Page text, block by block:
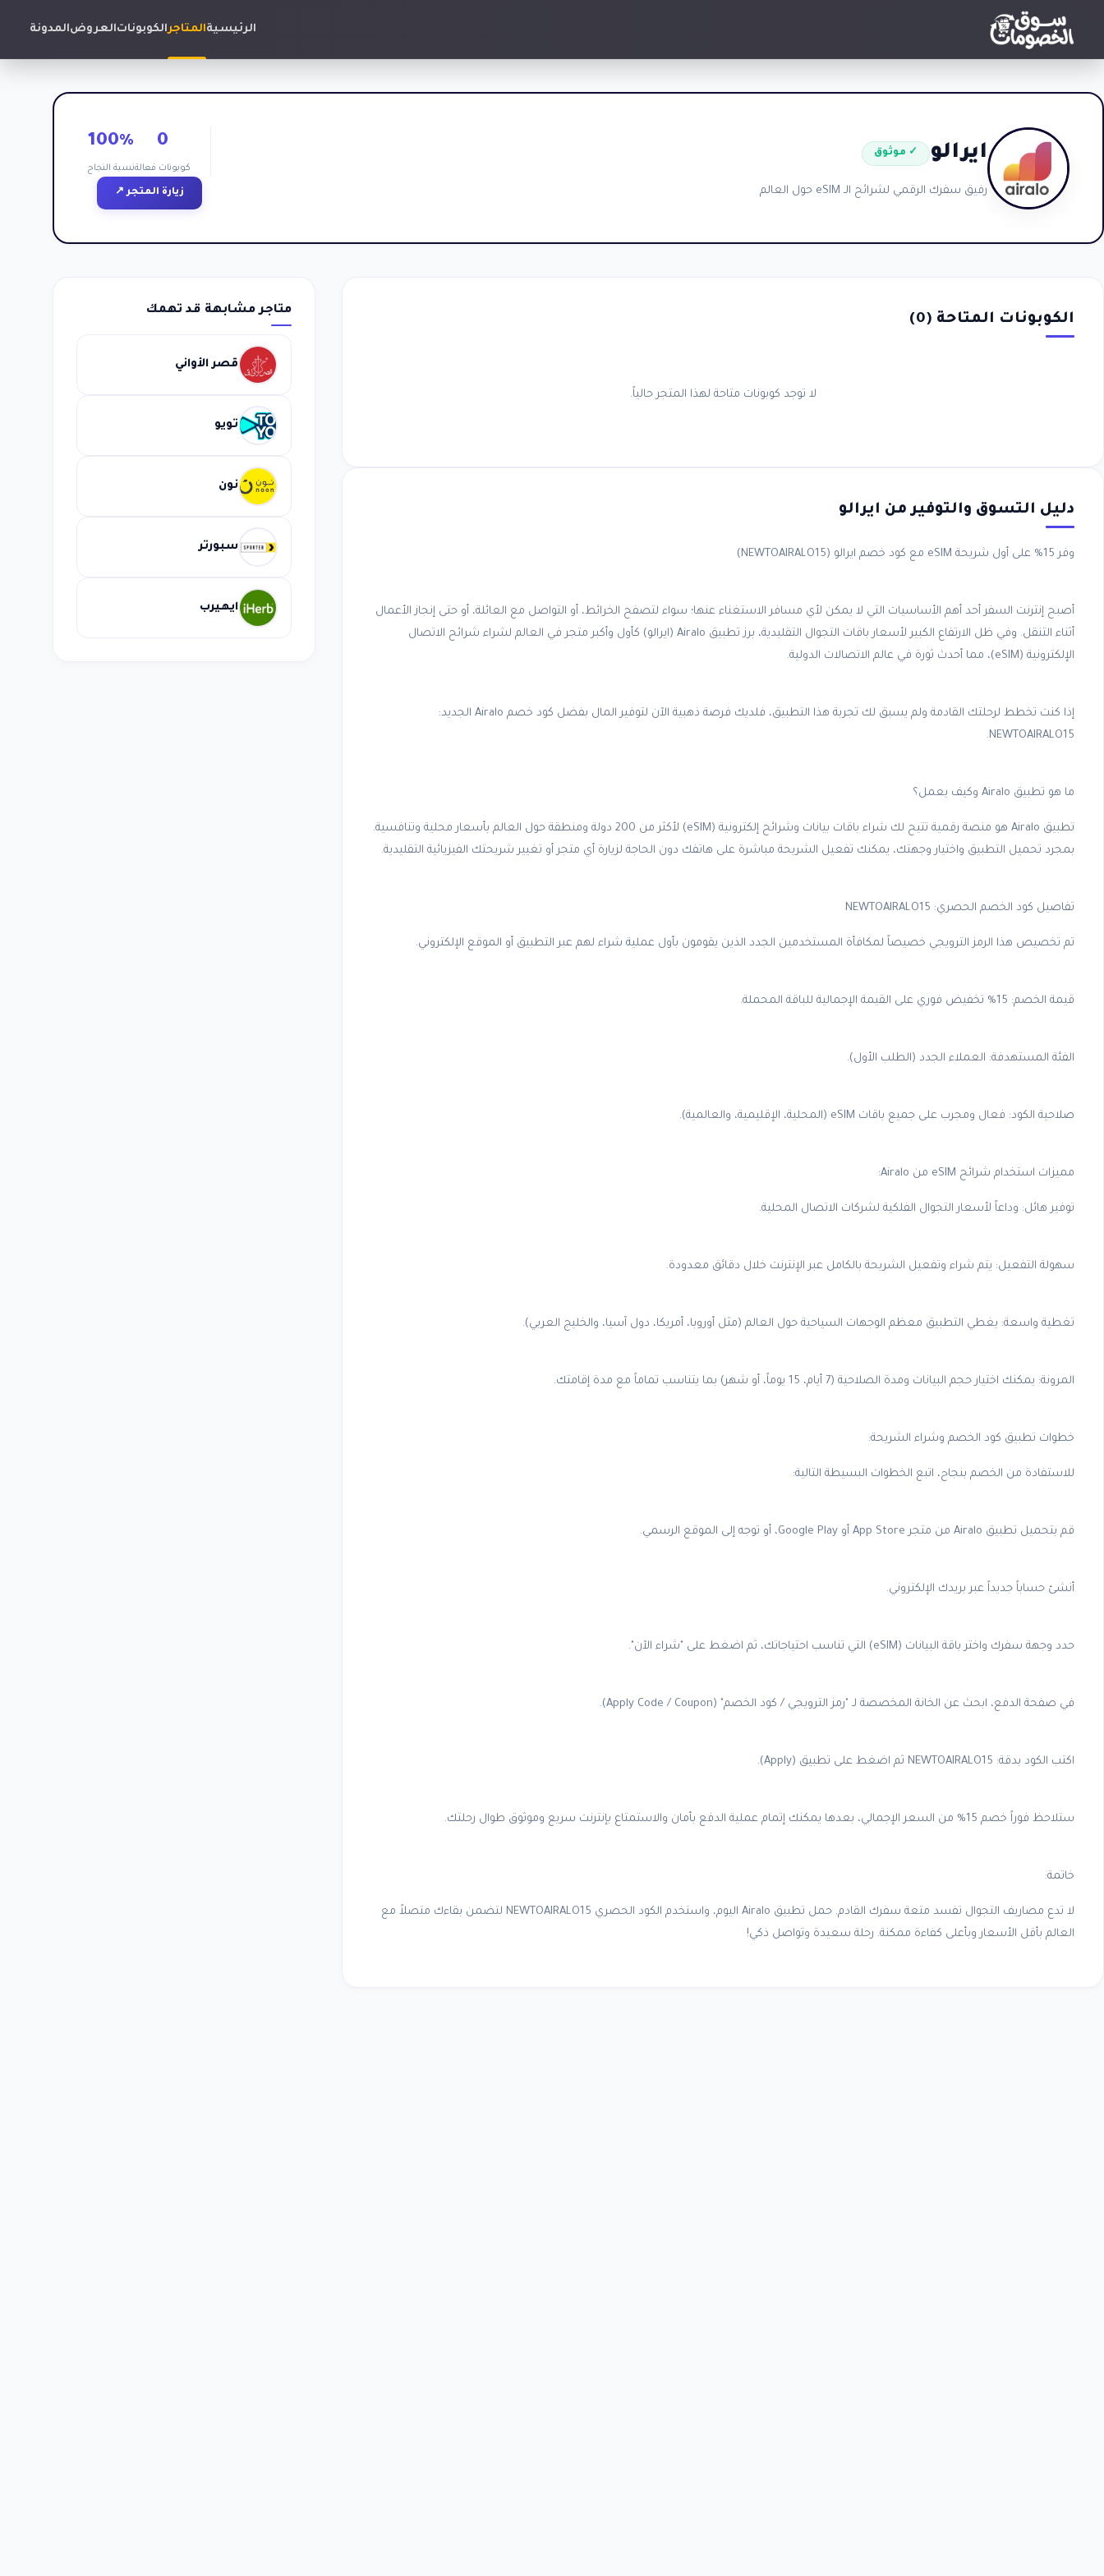
الرئيسيةالمتاجر الكوبوناتالعروضالمدونة
ايرالو ✓ موثوق
رفيق سفرك الرقمي لشرائح الـ eSIM حول العالم
0
كوبونات فعالة
100%
نسبة النجاح
زيارة المتجر ↗
الكوبونات المتاحة (0
)
لا توجد كوبونات متاحة لهذا المتجر حالياً.
دليل التسوق والتوفير من ايرالو
وفر 15% على أول شريحة eSIM مع كود خصم ايرالو (NEWTOAIRALO15)
أصبح إنترنت السفر أحد أهم الأساسيات التي لا يمكن لأي مسافر الاستغناء عنها؛ سواء لتصفح الخرائط، أو التواصل مع العائلة، أو حتى إنجاز الأعمال
أثناء التنقل. وفي ظل الارتفاع الكبير لأسعار باقات التجوال التقليدية، برز تطبيق Airalo (ايرالو) كأول وأكبر متجر في العالم لشراء شرائح الاتصال
الإلكترونية (eSIM)، مما أحدث ثورة في عالم الاتصالات الدولية.
إذا كنت تخطط لرحلتك القادمة ولم يسبق لك تجربة هذا التطبيق، فلديك فرصة ذهبية الآن لتوفير المال بفضل كود خصم Airalo الجديد:
NEWTOAIRALO15.
ما هو تطبيق Airalo وكيف يعمل؟
تطبيق Airalo هو منصة رقمية تتيح لك شراء باقات بيانات وشرائح إلكترونية (eSIM) لأكثر من 200 دولة ومنطقة حول العالم بأسعار محلية وتنافسية.
بمجرد تحميل التطبيق واختيار وجهتك، يمكنك تفعيل الشريحة مباشرة على هاتفك دون الحاجة لزيارة أي متجر أو تغيير شريحتك الفيزيائية التقليدية.
تفاصيل كود الخصم الحصري: NEWTOAIRALO15
تم تخصيص هذا الرمز الترويجي خصيصاً لمكافأة المستخدمين الجدد الذين يقومون بأول عملية شراء لهم عبر التطبيق أو الموقع الإلكتروني.
قيمة الخصم: 15% تخفيض فوري على القيمة الإجمالية للباقة المحملة.
الفئة المستهدفة: العملاء الجدد (الطلب الأول).
صلاحية الكود: فعال ومجرب على جميع باقات eSIM (المحلية، الإقليمية، والعالمية).
مميزات استخدام شرائح eSIM من Airalo:
توفير هائل: وداعاً لأسعار التجوال الفلكية لشركات الاتصال المحلية.
سهولة التفعيل: يتم شراء وتفعيل الشريحة بالكامل عبر الإنترنت خلال دقائق معدودة.
تغطية واسعة: يغطي التطبيق معظم الوجهات السياحية حول العالم (مثل أوروبا، أمريكا، دول آسيا، والخليج العربي).
المرونة: يمكنك اختيار حجم البيانات ومدة الصلاحية (7 أيام، 15 يوماً، أو شهر) بما يتناسب تماماً مع مدة إقامتك.
خطوات تطبيق كود الخصم وشراء الشريحة:
للاستفادة من الخصم بنجاح، اتبع الخطوات البسيطة التالية:
قم بتحميل تطبيق Airalo من متجر App Store أو Google Play، أو توجه إلى الموقع الرسمي.
أنشئ حساباً جديداً عبر بريدك الإلكتروني.
حدد وجهة سفرك واختر باقة البيانات (eSIM) التي تناسب احتياجاتك، ثم اضغط على "شراء الآن".
في صفحة الدفع، ابحث عن الخانة المخصصة لـ "رمز الترويجي / كود الخصم" (Apply Code / Coupon).
اكتب الكود بدقة: NEWTOAIRALO15 ثم اضغط على تطبيق (Apply).
ستلاحظ فوراً خصم 15% من السعر الإجمالي، بعدها يمكنك إتمام عملية الدفع بأمان والاستمتاع بإنترنت سريع وموثوق طوال رحلتك.
خاتمة:
لا تدع مصاريف التجوال تفسد متعة سفرك القادم. حمل تطبيق Airalo اليوم، واستخدم الكود الحصري NEWTOAIRALO15 لتضمن بقاءك متصلاً مع
العالم بأقل الأسعار وبأعلى كفاءة ممكنة. رحلة سعيدة وتواصل ذكي!
متاجر مشابهة قد تهمك
قصر الأواني
تويو
نون
سبورتر
ايهيرب